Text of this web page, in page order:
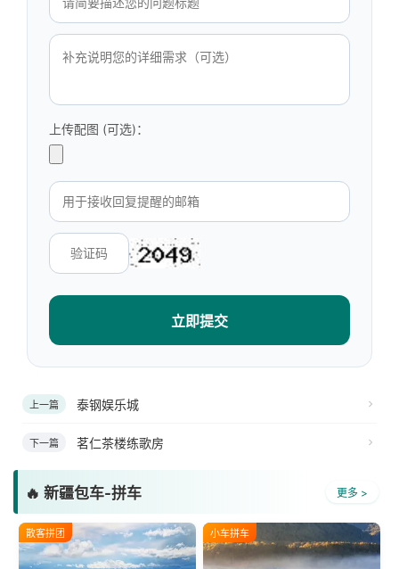
上传配图 (可选)：
立即提交
上一篇 泰钢娱乐城
下一篇 茗仁茶楼练歌房
🔥 新疆包车-拼车 更多 >
散客拼团 小车拼车